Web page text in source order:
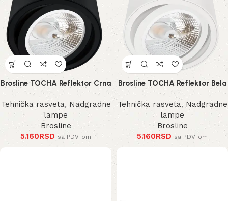
Brosline TOCHA Reflektor Crna
Tehnička rasveta, Nadgradne
lampe
Brosline
5.160RSD sa PDV-om
Brosline TOCHA Reflektor Bela
Tehnička rasveta, Nadgradne
lampe
Brosline
5.160RSD sa PDV-om